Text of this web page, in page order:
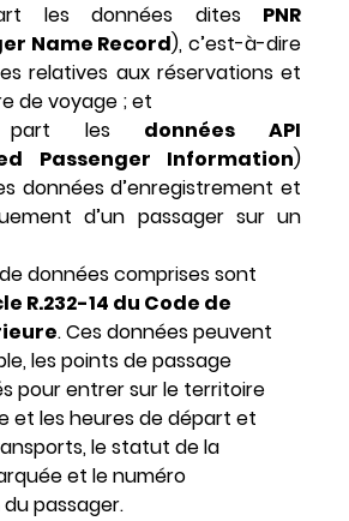
les données dites PNR
Name Record), c’est-à-dire
relatives aux réservations et
de voyage ; et
part les données API
Passenger Information)
données d’enregistrement et
d’un passager sur un
données comprises sont
R.232-14 du Code de
. Ces données peuvent
les points de passage
pour entrer sur le territoire
et les heures de départ et
le statut de la
et le numéro
passager.